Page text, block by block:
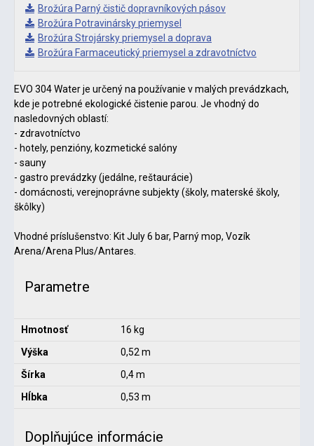
Brožúra Parný čistič dopravníkových pásov
Brožúra Potravinársky priemysel
Brožúra Strojársky priemysel a doprava
Brožúra Farmaceutický priemysel a zdravotníctvo
EVO 304 Water je určený na používanie v malých prevádzkach,
kde je potrebné ekologické čistenie parou. Je vhodný do
nasledovných oblastí:
- zdravotníctvo
- hotely, penzióny, kozmetické salóny
- sauny
- gastro prevádzky (jedálne, reštaurácie)
- domácnosti, verejnoprávne subjekty (školy, materské školy,
škôlky)
Vhodné príslušenstvo: Kit July 6 bar, Parný mop, Vozík
Arena/Arena Plus/Antares.
Parametre
Hmotnosť
16 kg
Výška
0,52 m
Šírka
0,4 m
Hĺbka
0,53 m
Doplňujúce informácie